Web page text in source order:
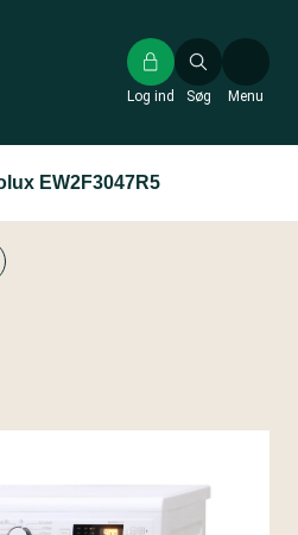
Søg
Log ind Menu
EW2F3047R5